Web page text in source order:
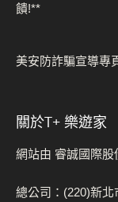
饋!**
美安防詐騙宣導專
關於t+ 樂遊家
網站由 睿誠國際
總公司：(220)新北